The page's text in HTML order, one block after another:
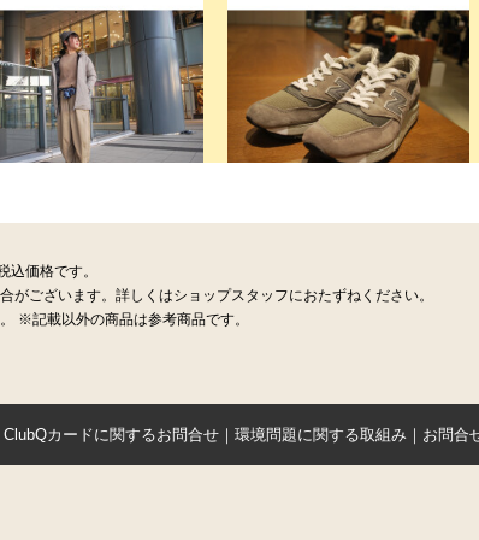
価格です。
ございます。詳しくはショップスタッフにおたずねください。
※記載以外の商品は参考商品です。
カードに関するお問合せ ｜ 環境問題に関する取組み ｜ お問合